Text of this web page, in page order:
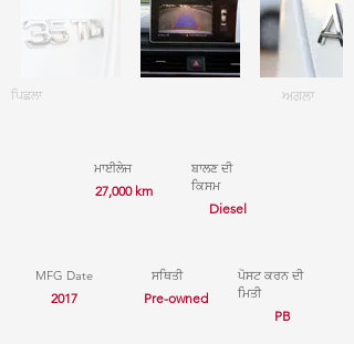
ਪਿਛਲਾ
ਮਾਈਲੇਜ
27,000 km
ਬਾਲਣ ਦੀ
ਕਿਸਮ
Diesel
ਅਗਲਾ
MFG Date
2017
ਸਥਿਤੀ
Pre-owned
ਪੋਸਟ ਕਰਨ ਦੀ
ਮਿਤੀ
PB